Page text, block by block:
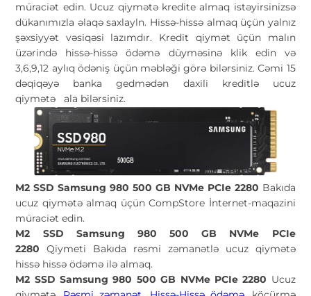
müraciət edin. Ucuz qiymətə kredite almaq istəyirsinizsə
dükanımızla əlaqə saxlayln. Hissə-hissə almaq üçün yalnız
şəxsiyyət vəsiqəsi lazımdır. Kredit qiymət üçün malın
üzərində hissə-hissə ödəmə düyməsinə klik edin və
3,6,9,12 aylıq ödəniş üçün məbləği görə bilərsiniz. Cəmi 15
dəqiqəyə banka gedmədən daxili kreditlə ucuz
qiymətə
ala bilərsiniz.
M2 SSD Samsung 980 500 GB NVMe PCIe 2280 Bakıda
ucuz qiymətə almaq üçün CompStore İnternet-maqazini
müraciət edin.
M2 SSD Samsung 980 500 GB NVMe PCIe
2280 Qiymeti Bakıda rəsmi zəmanətlə ucuz qiymətə
hissə hissə ödəmə ilə almaq.
M2 SSD Samsung 980 500 GB NVMe PCIe 2280 Ucuz